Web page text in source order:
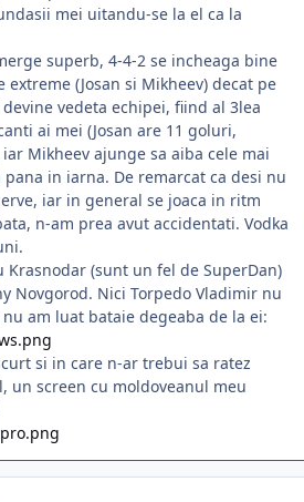
mei uitandu-se la el ca la
superb, 4-4-2 se incheaga bine
(Josan si Mikheev) decat pe
vedeta echipei, fiind al 3lea
ai mei (Josan are 11 goluri,
Mikheev ajunge sa aiba cele mai
in iarna. De remarcat ca desi nu
iar in general se joaca in ritm
n-am prea avut accidentati. Vodka
Krasnodar (sunt un fel de SuperDan)
Novgorod. Nici Torpedo Vladimir nu
am luat bataie degeaba de la ei:
si in care n-ar trebui sa ratez
un screen cu moldoveanul meu